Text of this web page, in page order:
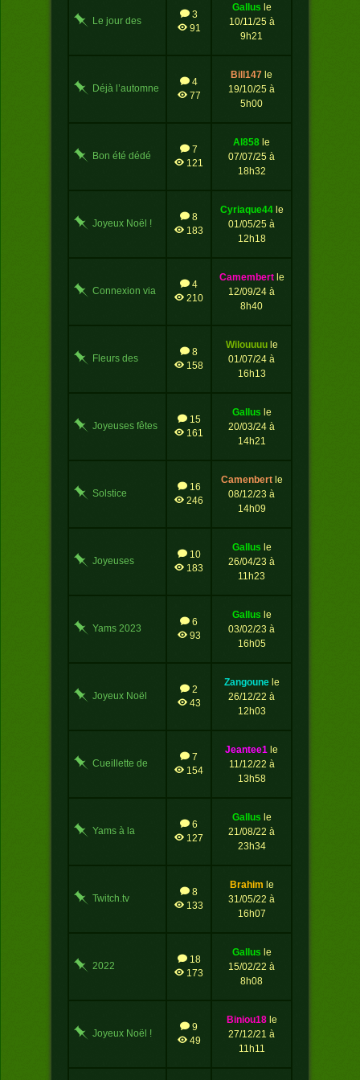
Le jour des
3
91
gallus le
10/11/25 à
9h21
Déjà l’automne
4
77
bill147 le
19/10/25 à
5h00
Bon été dédé
7
121
al858 le
07/07/25 à
18h32
Joyeux Noël !
8
183
cyriaque44 le
01/05/25 à
12h18
Connexion via
4
210
camembert le
12/09/24 à
8h40
Fleurs des
8
158
wilouuuu le
01/07/24 à
16h13
Joyeuses fêtes
15
161
gallus le
20/03/24 à
14h21
Solstice
16
246
camenbert le
08/12/23 à
14h09
Joyeuses
10
183
gallus le
26/04/23 à
11h23
Yams 2023
6
93
gallus le
03/02/23 à
16h05
Joyeux Noël
2
43
zangoune le
26/12/22 à
12h03
Cueillette de
7
154
jeantee1 le
11/12/22 à
13h58
Yams à la
6
127
gallus le
21/08/22 à
23h34
Twitch.tv
8
133
brahim le
31/05/22 à
16h07
2022
18
173
gallus le
15/02/22 à
8h08
Joyeux Noël !
9
49
biniou18 le
27/12/21 à
11h11